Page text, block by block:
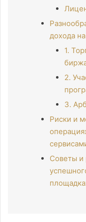
дохода
1.
2.
3.
Риски и
Советы и